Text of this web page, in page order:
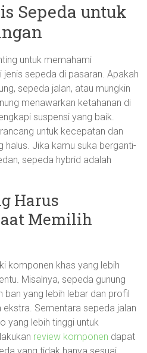
Sepeda untuk
untuk memahami
sepeda di pasaran. Apakah
sepeda jalan, atau mungkin
menawarkan ketahanan di
suspensi yang baik.
untuk kecepatan dan
halus. Jika kamu suka berganti-
sepeda hybrid adalah
Harus
Memilih
komponen khas yang lebih
Misalnya, sepeda gunung
ban yang lebih lebar dan profil
Sementara sepeda jalan
yang lebih tinggi untuk
review komponen dapat